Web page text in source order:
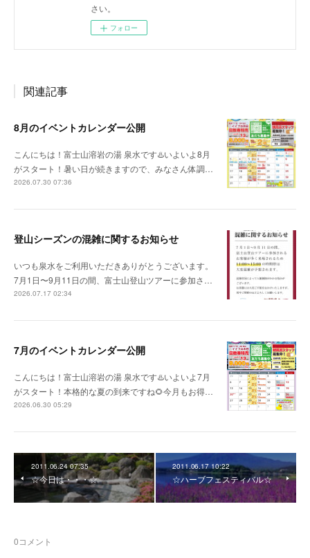
さい。
フォロー
関連記事
8月のイベントカレンダー公開
こんにちは！富士山溶岩の湯 泉水です♨️いよいよ8月
がスタート！暑い日が続きますので、みなさん体調…
2026.07.30 07:36
登山シーズンの混雑に関するお知らせ
いつも泉水をご利用いただきありがとうございます。
7月1日〜9月11日の間、富士山登山ツアーに参加さ…
2026.07.17 02:34
7月のイベントカレンダー公開
こんにちは！富士山溶岩の湯 泉水です♨️いよいよ7月
がスタート！本格的な夏の到来ですね🌻今月もお得…
2026.06.30 05:29
2011.06.24 07:35
☆今日は・・・☆
2011.06.17 10:22
☆ハーブフェスティバル☆
0コメント